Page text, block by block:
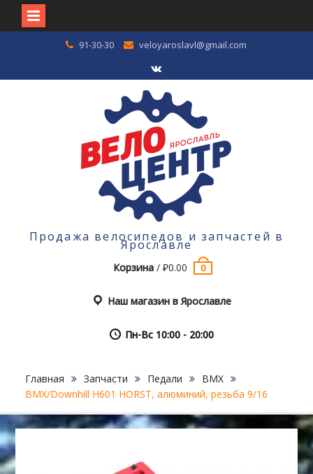
91-30-30 veloyaroslavl@gmail.com
VK
Продажа велосипедов и запчастей в
Ярославле
Корзина /₽0.00 0
Наш магазин в Ярославле
Пн-Вс 10:00 - 20:00
Главная Запчасти Педали
BMX
BMX/Downhill H601 HORST, алюминий, резьба 9/16